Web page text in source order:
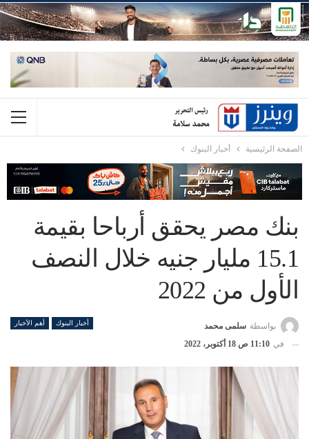
الصفحة الرئيسية أخبار البنوك
بنك مصر يحقق أرباحا بقيمة
15.1 مليار جنيه خلال النصف
الأول من 2022
أخبار البنوك أهم الأخبار بواسطة سلمى محمد
في 11:10 ص 18 أكتوبر، 2022